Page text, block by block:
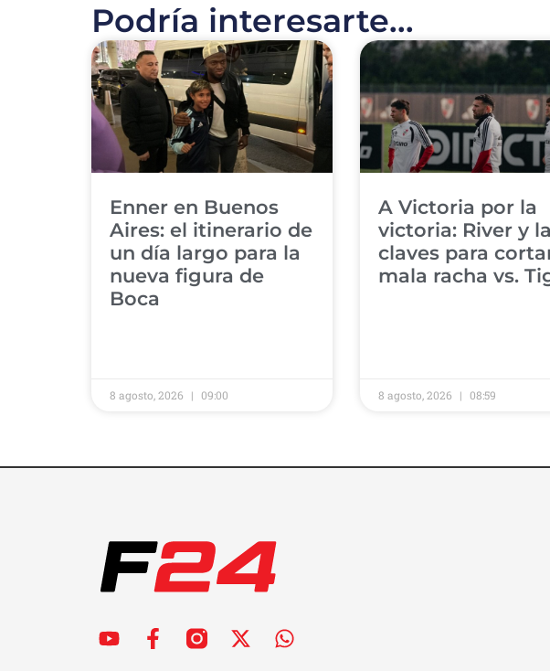
Podría interesarte...
​Enner en Buenos
Aires: el itinerario de
un día largo para la
nueva figura de
Boca
8 agosto, 2026 09:00
​A Victoria por la
victoria: River y
claves para
mala racha vs.
8 agosto, 2026 08:59